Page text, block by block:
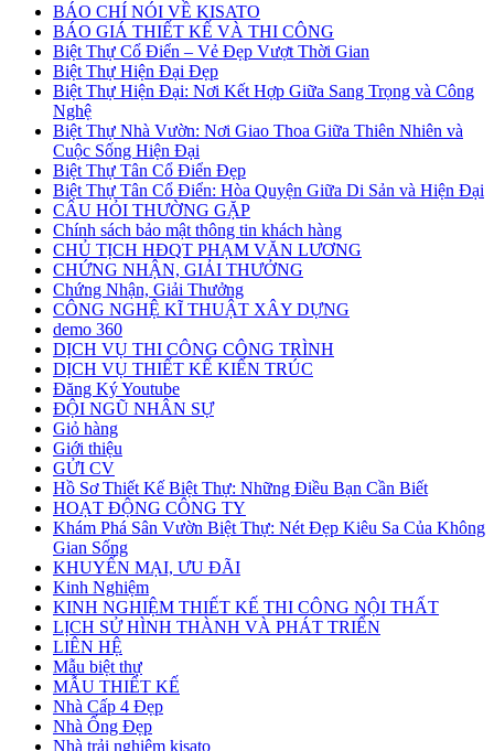
BÁO CHÍ NÓI VỀ KISATO
BÁO GIÁ THIẾT KẾ VÀ THI CÔNG
Biệt Thự Cổ Điển – Vẻ Đẹp Vượt Thời Gian
Biệt Thự Hiện Đại Đẹp
Biệt Thự Hiện Đại: Nơi Kết Hợp Giữa Sang Trọng và Công
Nghệ
Biệt Thự Nhà Vườn: Nơi Giao Thoa Giữa Thiên Nhiên và
Cuộc Sống Hiện Đại
Biệt Thự Tân Cổ Điển Đẹp
Biệt Thự Tân Cổ Điển: Hòa Quyện Giữa Di Sản và Hiện Đại
CÂU HỎI THƯỜNG GẶP
Chính sách bảo mật thông tin khách hàng
CHỦ TỊCH HĐQT PHẠM VĂN LƯƠNG
CHỨNG NHẬN, GIẢI THƯỞNG
Chứng Nhận, Giải Thưởng
CÔNG NGHỆ KĨ THUẬT XÂY DỰNG
demo 360
DỊCH VỤ THI CÔNG CÔNG TRÌNH
DỊCH VỤ THIẾT KẾ KIẾN TRÚC
Đăng Ký Youtube
ĐỘI NGŨ NHÂN SỰ
Giỏ hàng
Giới thiệu
GỬI CV
Hồ Sơ Thiết Kế Biệt Thự: Những Điều Bạn Cần Biết
HOẠT ĐỘNG CÔNG TY
Khám Phá Sân Vườn Biệt Thự: Nét Đẹp Kiêu Sa Của Không
Gian Sống
KHUYẾN MẠI, ƯU ĐÃI
Kinh Nghiệm
KINH NGHIỆM THIẾT KẾ THI CÔNG NỘI THẤT
LỊCH SỬ HÌNH THÀNH VÀ PHÁT TRIỂN
LIÊN HỆ
Mẫu biệt thự
MẪU THIẾT KẾ
Nhà Cấp 4 Đẹp
Nhà Ống Đẹp
Nhà trải nghiệm kisato